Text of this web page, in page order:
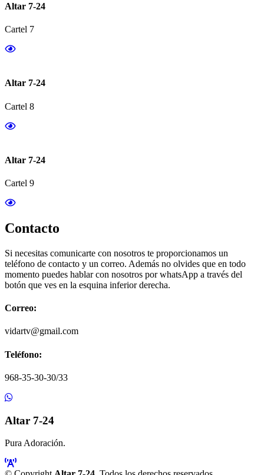
Altar 7-24
Cartel 7
Altar 7-24
Cartel 8
Altar 7-24
Cartel 9
Contacto
Si necesitas comunicarte con nosotros te proporcionamos un
teléfono de contacto y un correo. Además no olvides que en todo
momento puedes hablar con nosotros por whatsApp a través del
botón que ves en la esquina inferior derecha.
Correo:
vidartv@gmail.com
Teléfono:
968-35-30-30/33
Altar 7-24
Pura Adoración.